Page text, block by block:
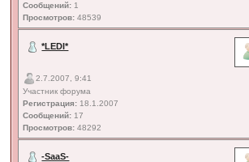
Сообщений: 1
Просмотров: 48539
*LEDI*
2.7.2007, 9:41
Участник форума
Регистрация: 18.1.2007
Сообщений: 17
Просмотров: 48292
-SaaS-